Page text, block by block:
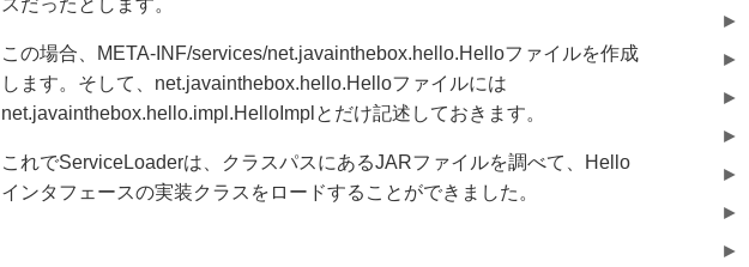
この場合、META-INF/services/net.javainthebox.hello.Helloファイルを作成
します。そして、net.javainthebox.hello.Helloファイルには
net.javainthebox.hello.impl.HelloImplとだけ記述しておきます。
これでServiceLoaderは、クラスパスにあるJARファイルを調べて、Hello
インタフェースの実装クラスをロードすることができました。
►
►
►
►
►
►
►